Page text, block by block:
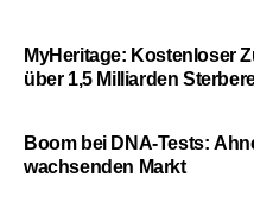
MyHeritage: Kostenloser
über 1,5 Milliarden
Boom bei DNA-Tests:
wachsenden Markt